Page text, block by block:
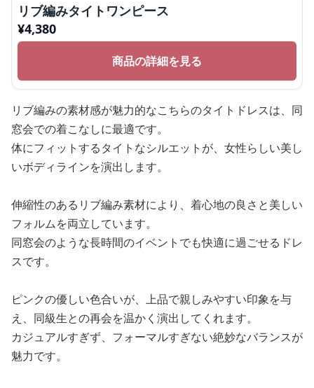
リブ編みタイトワンピース
¥4,380
商品の詳細を見る
リブ編みの素材感が魅力的なこちらのタイトドレスは、同
窓会での着こなしに最適です。
体にフィットするタイトなシルエットが、女性らしい美し
いボディラインを演出します。
伸縮性のあるリブ編み素材により、着心地の良さと美しい
フォルムを両立しています。
同窓会のような長時間のイベントでも快適に過ごせるドレ
スです。
ピンクの優しい色合いが、上品で親しみやすい印象を与
え、同級生との再会を温かく演出してくれます。
カジュアルすぎず、フォーマルすぎない絶妙なバランスが
魅力です。